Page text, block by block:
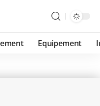
Equipement